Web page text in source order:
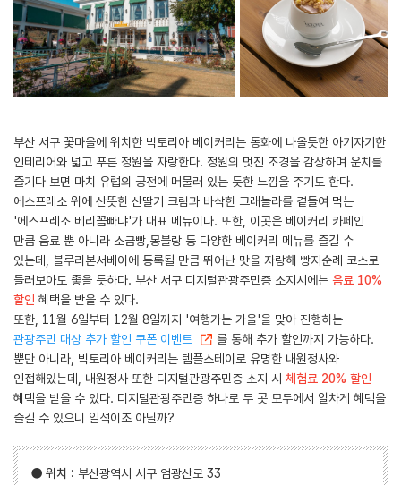
부산 서구 꽃마을에 위치한 빅토리아 베이커리는 동화에 나올듯한 아기자기한
인테리어와 넓고 푸른 정원을 자랑한다. 정원의 멋진 조경을 감상하며 운치를
즐기다 보면 마치 유럽의 궁전에 머물러 있는 듯한 느낌을 주기도 한다.
에스프레소 위에 산뜻한 산딸기 크림과 바삭한 그래놀라를 곁들여 먹는
'에스프레소 베리꼼빠냐'가 대표 메뉴이다. 또한, 이곳은 베이커리 카페인
만큼 음료 뿐 아니라 소금빵,몽블랑 등 다양한 베이커리 메뉴를 즐길 수
있는데, 블루리본서베이에 등록될 만큼 뛰어난 맛을 자랑해 빵지순례 코스로
들러보아도 좋을 듯하다. 부산 서구 디지털관광주민증 소지시에는 음료 10%
할인 혜택을 받을 수 있다.
또한, 11월 6일부터 12월 8일까지 '여행가는 가을'을 맞아 진행하는
관광주민 대상 추가 할인 쿠폰 이벤트
를 통해 추가 할인까지 가능하다.
뿐만 아니라, 빅토리아 베이커리는 템플스테이로 유명한 내원정사와
인접해있는데, 내원정사 또한 디지털관광주민증 소지 시 체험료 20% 할인
혜택을 받을 수 있다. 디지털관광주민증 하나로 두 곳 모두에서 알차게 혜택을
즐길 수 있으니 일석이조 아닐까?
● 위치 : 부산광역시 서구 엄광산로 33